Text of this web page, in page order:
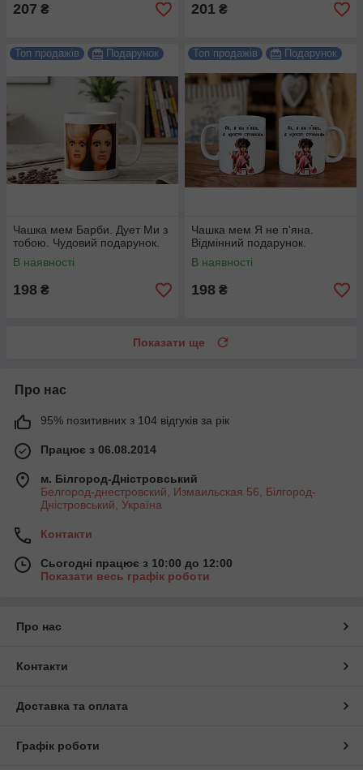
207 ₴ 201 ₴
Топ продажів Подарунок
Чашка мем Барби. Дует Ми з
тобою. Чудовий подарунок.
В наявності
198 ₴
Топ продажів Подарунок
Чашка мем Я не п'яна.
Відмінний подарунок.
В наявності
198 ₴
Показати ще
Про нас
95% позитивних з 104 відгуків за рік
Працює з 06.08.2014
м. Білгород-Дністровський
Белгород-днестровский, Измаильская 56, Білгород-
Дністровський, Україна
Контакти
Сьогодні працює з 10:00 до 12:00
Показати весь графік роботи
Про нас
Контакти
Доставка та оплата
Графік роботи